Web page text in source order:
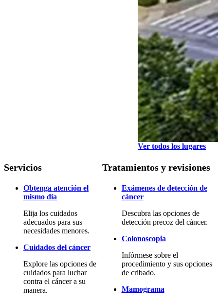
Ver todos los lugares
Servicios
Obtenga atención el
mismo día
Elija los cuidados
adecuados para sus
necesidades menores.
Cuidados del cáncer
Explore las opciones de
cuidados para luchar
contra el cáncer a su
manera.
Tratamientos y revisiones
Exámenes de detección de
cáncer
Descubra las opciones de
detección precoz del cáncer.
Colonoscopia
Infórmese sobre el
procedimiento y sus opciones
de cribado.
Mamograma